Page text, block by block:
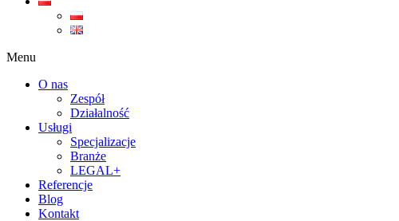
Menu
O nas
Zespół
Działalność
Usługi
Specjalizacje
Branże
LEGAL+
Referencje
Blog
Kontakt